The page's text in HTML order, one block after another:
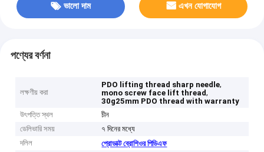
ভালো দাম এখন যোগাযোগ
পণ্যের বর্ণনা
লক্ষণীয় করা
PDO lifting thread sharp needle,
mono screw face lift thread,
30g25mm PDO thread with warranty
উৎপত্তি স্থল
চীন
ডেলিভারি সময়
৭ দিনের মধ্যে
দলিল
প্রোডাক্ট ব্রোশিওর পিডিএফ